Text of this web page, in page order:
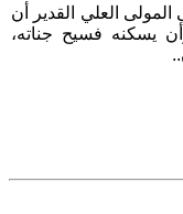
المولى العلي القدير أن
يسكنه فسيح جناته،